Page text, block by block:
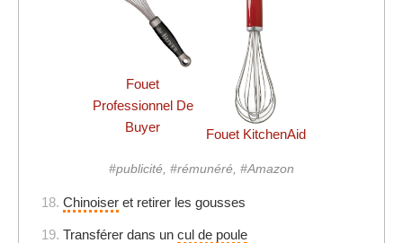
Fouet
Professionnel De
Buyer
Fouet KitchenAid
#publicité, #rémunéré, #Amazon
18. Chinoiser et retirer les gousses
19. Transférer dans un cul de poule